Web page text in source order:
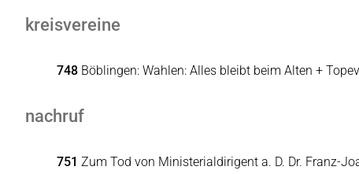
kreisvereine
748 Böblingen: Wahlen: Alles bleibt beim Alten +
nachruf
751 Zum Tod von Ministerialdirigent a. D. Dr. Franz-